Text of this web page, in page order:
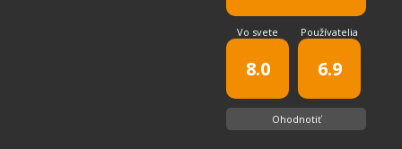
Vo svete
8.0
Používatelia
6.9
Ohodnotiť